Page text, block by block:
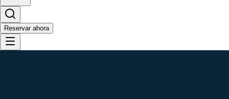
Reservar ahora